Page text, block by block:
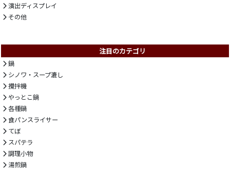
演出ディスプレイ
その他
注目のカテゴリ
鍋
シノワ・スープ漉し
攪拌機
やっとこ鍋
各種鍋
食パンスライサー
てぼ
スパテラ
調理小物
湯煎鍋